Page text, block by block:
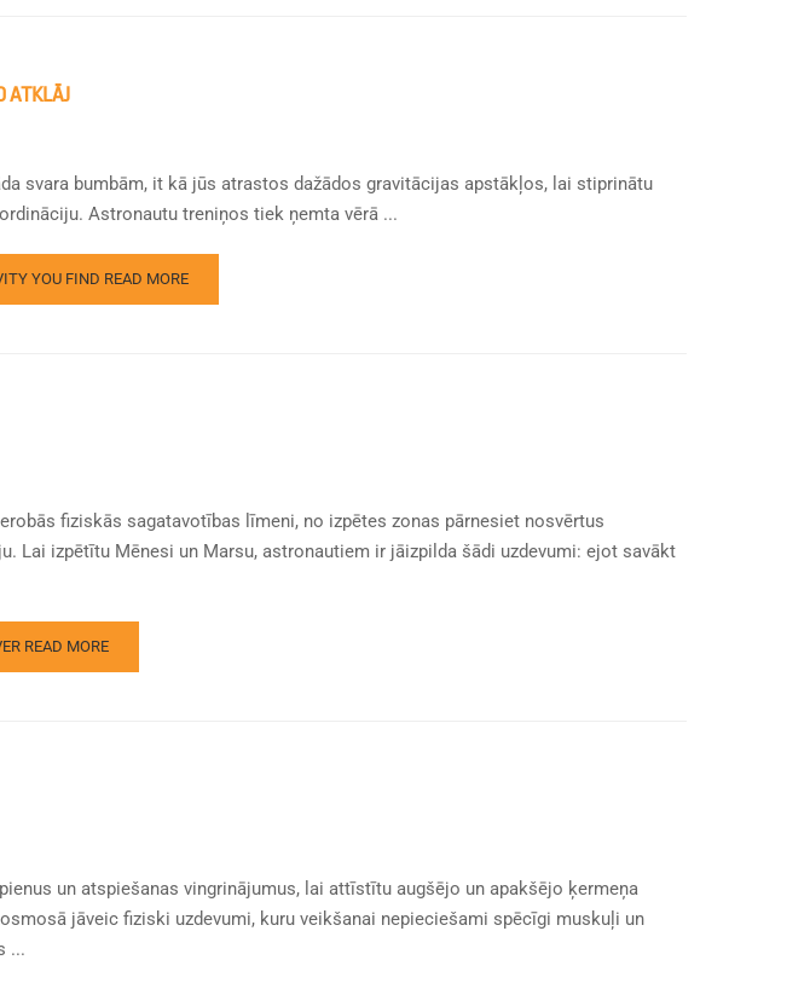
ATKLĀJ
svara bumbām, it kā jūs atrastos dažādos gravitācijas apstākļos, lai stiprinātu
Astronautu treniņos tiek ņemta vērā ...
YOU FIND READ MORE
fiziskās sagatavotības līmeni, no izpētes zonas pārnesiet nosvērtus
Lai izpētītu Mēnesi un Marsu, astronautiem ir jāizpilda šādi uzdevumi: ejot savākt
READ MORE
un atspiešanas vingrinājumus, lai attīstītu augšējo un apakšējo ķermeņa
jāveic fiziski uzdevumi, kuru veikšanai nepieciešami spēcīgi muskuļi un
...